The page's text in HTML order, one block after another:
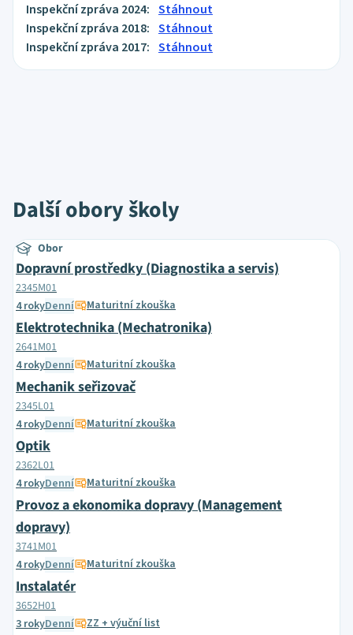
Inspekční zpráva 2024: Stáhnout
Inspekční zpráva 2018: Stáhnout
Inspekční zpráva 2017: Stáhnout
Další obory školy
Obor
Dopravní prostředky (Diagnostika a servis)
2345M01
4 rokyDenní Maturitní zkouška
Elektrotechnika (Mechatronika)
2641M01
4 rokyDenní Maturitní zkouška
Mechanik seřizovač
2345L01
4 rokyDenní Maturitní zkouška
Optik
2362L01
4 rokyDenní Maturitní zkouška
Provoz a ekonomika dopravy (Management
dopravy)
3741M01
4 rokyDenní Maturitní zkouška
Instalatér
3652H01
3 rokyDenní ZZ + výuční list